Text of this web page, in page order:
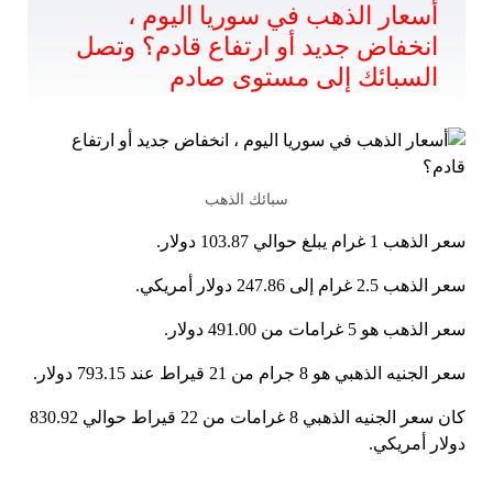
أسعار الذهب في سوريا اليوم ،
انخفاض جديد أو ارتفاع قادم؟ وتصل
السبائك إلى مستوى صادم
سبائك الذهب
سعر الذهب 1 غرام يبلغ حوالي 103.87 دولار.
سعر الذهب 2.5 غرام إلى 247.86 دولار أمريكي.
سعر الذهب هو 5 غرامات من 491.00 دولار.
سعر الجنيه الذهبي هو 8 جرام من 21 قيراط عند 793.15 دولار.
كان سعر الجنيه الذهبي 8 غرامات من 22 قيراط حوالي 830.92
دولار أمريكي.